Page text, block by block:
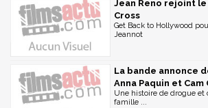
Jean Reno rejoint
Cross
Get Back to Hollywood
Jeannot
La bande annonce
Anna Paquin et
Une histoire de drogue et
famille ...